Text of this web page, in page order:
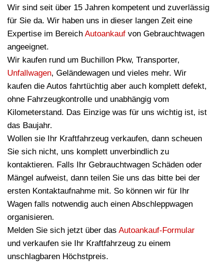
Wir sind seit über 15 Jahren kompetent und zuverlässig
für Sie da. Wir haben uns in dieser langen Zeit eine
Expertise im Bereich Autoankauf von Gebrauchtwagen
angeeignet.
Wir kaufen rund um Buchillon Pkw, Transporter,
Unfallwagen, Geländewagen und vieles mehr. Wir
kaufen die Autos fahrtüchtig aber auch komplett defekt,
ohne Fahrzeugkontrolle und unabhängig vom
Kilometerstand. Das Einzige was für uns wichtig ist, ist
das Baujahr.
Wollen sie Ihr Kraftfahrzeug verkaufen, dann scheuen
Sie sich nicht, uns komplett unverbindlich zu
kontaktieren. Falls Ihr Gebrauchtwagen Schäden oder
Mängel aufweist, dann teilen Sie uns das bitte bei der
ersten Kontaktaufnahme mit. So können wir für Ihr
Wagen falls notwendig auch einen Abschleppwagen
organisieren.
Melden Sie sich jetzt über das Autoankauf-Formular
und verkaufen sie Ihr Kraftfahrzeug zu einem
unschlagbaren Höchstpreis.